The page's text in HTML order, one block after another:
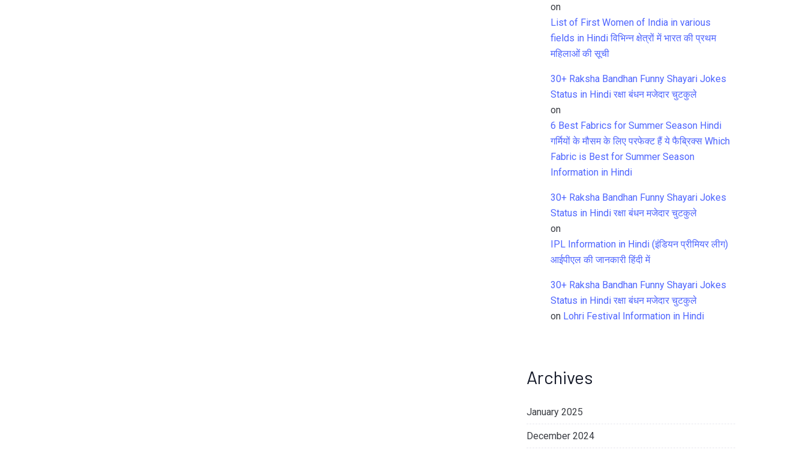
on
List of First Women of India in various
fields in Hindi विभिन्न क्षेत्रों में भारत की प्रथम
महिलाओं की सूची
30+ Raksha Bandhan Funny Shayari Jokes
Status in Hindi रक्षा बंधन मजेदार चुटकुले
on
6 Best Fabrics for Summer Season Hindi
गर्मियों के मौसम के लिए परफेक्ट हैं ये फैब्रिक्स Which
Fabric is Best for Summer Season
Information in Hindi
30+ Raksha Bandhan Funny Shayari Jokes
Status in Hindi रक्षा बंधन मजेदार चुटकुले
on
IPL Information in Hindi (इंडियन प्रीमियर लीग)
आईपीएल की जानकारी हिंदी में
30+ Raksha Bandhan Funny Shayari Jokes
Status in Hindi रक्षा बंधन मजेदार चुटकुले
on Lohri Festival Information in Hindi
Archives
January 2025
December 2024